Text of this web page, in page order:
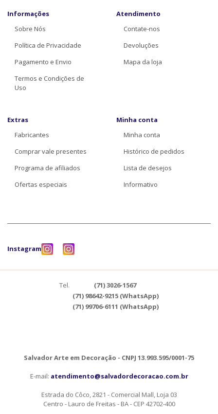
Informações
Sobre Nós
Política de Privacidade
Pagamento e Envio
Termos e Condições de
Uso
Atendimento
Contate-nos
Devoluções
Mapa da loja
Extras
Fabricantes
Comprar vale presentes
Programa de afiliados
Ofertas especiais
Minha conta
Minha conta
Histórico de pedidos
Lista de desejos
Informativo
Instagram
Tel.
(71) 3026-1567
(71) 98642-9215 (WhatsApp)
(71) 99706-6111 (WhatsApp)
Salvador Arte em Decoração - CNPJ 13.993.595/0001-75
E-mail: atendimento@salvadordecoracao.com.br
Estrada do Côco, 2821 - Comercial Mall, Loja 03
Centro - Lauro de Freitas - BA - CEP 42702-400